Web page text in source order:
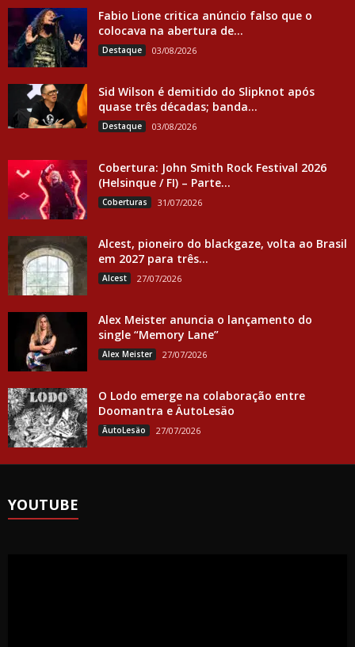
Fabio Lione critica anúncio falso que o
colocava na abertura de...
Destaque 03/08/2026
Sid Wilson é demitido do Slipknot após
quase três décadas; banda...
Destaque 03/08/2026
Cobertura: John Smith Rock Festival 2026
(Helsinque / FI) – Parte...
Coberturas 31/07/2026
Alcest, pioneiro do blackgaze, volta ao Brasil
em 2027 para três...
Alcest 27/07/2026
Alex Meister anuncia o lançamento do
single “Memory Lane”
Alex Meister 27/07/2026
O Lodo emerge na colaboração entre
Doomantra e ÄutoLesäo
ÄutoLesäo 27/07/2026
YOUTUBE